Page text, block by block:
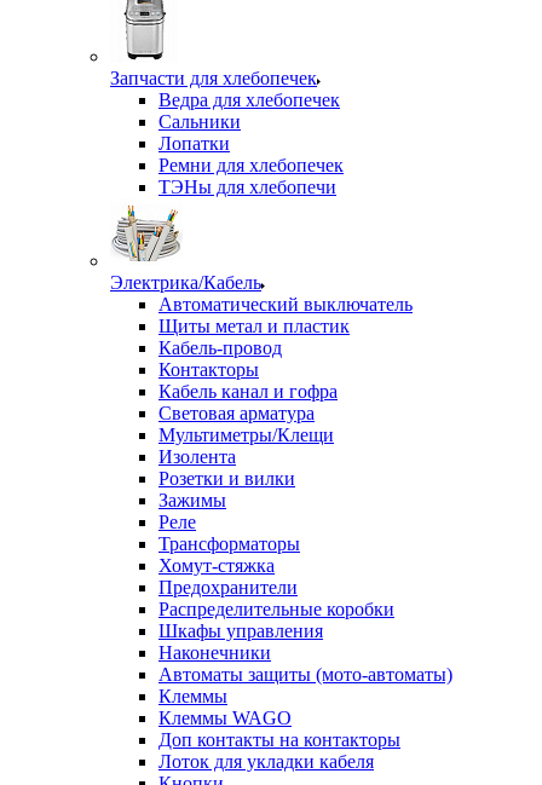
Запчасти для хлебопечек
Ведра для хлебопечек
Сальники
Лопатки
Ремни для хлебопечек
ТЭНы для хлебопечи
Электрика/Кабель
Автоматический выключатель
Щиты метал и пластик
Кабель-провод
Контакторы
Кабель канал и гофра
Световая арматура
Мультиметры/Клещи
Изолента
Розетки и вилки
Зажимы
Реле
Трансформаторы
Хомут-стяжка
Предохранители
Распределительные коробки
Шкафы управления
Наконечники
Автоматы защиты (мото-автоматы)
Клеммы
Клеммы WAGO
Доп контакты на контакторы
Лоток для укладки кабеля